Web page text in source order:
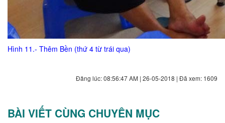
Hình 11.- Thêm Bền (thứ 4 từ trái qua)
Đăng lúc: 08:56:47 AM | 26-05-2018 | Đã xem: 1609
BÀI VIẾT CÙNG CHUYÊN MỤC